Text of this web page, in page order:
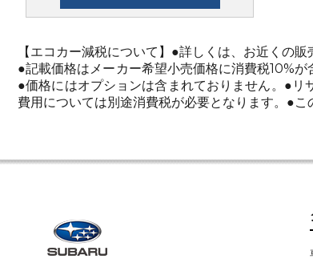
【エコカー減税について】●詳しくは、お近くの販
●記載価格はメーカー希望小売価格に消費税10%
●価格にはオプションは含まれておりません。●
費用については別途消費税が必要となります。●